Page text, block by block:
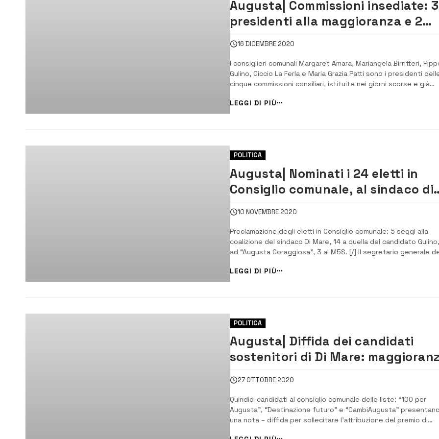
Augusta| Commissioni insediate: 3
presidenti alla maggioranza e 2
all’opposizione
16 DICEMBRE 2020
I consiglieri comunali Margaret Amara, Mariangela Birritteri,
Gulino, Ciccio La Ferla e Maria Grazia Patti sono i presidenti
cinque commissioni consiliari, istituite nei giorni scorse e già
all’opposizione. [/] Sono stati eletti i presidenti delle cinque
commission...
LEGGI DI PIÙ
POLITICA
Augusta| Nominati i 24 eletti in
Consiglio comunale, al sindaco di
Mare 5 seggi
10 NOVEMBRE 2020
Proclamazione degli eletti in Consiglio comunale: 5 seggi alla
coalizione del sindaco Di Mare, 14 a quella del candidato
ad “Augusta Coraggiosa”, 3 al M5S. [/] Il segretario generale
del Municipio, le notifiche di nomina ai 24 consiglieri comunali
alle scorse am...
LEGGI DI PIÙ
POLITICA
Augusta| Diffida dei candidati
sostenitori di Di Mare:
rivendicata
27 OTTOBRE 2020
Quindici candidati al consiglio comunale delle liste: “100 per
Augusta”, “Destinazione futuro” e “CambiAugusta” presentano
una nota – diffida per sollecitare l’attribuzione del premio di